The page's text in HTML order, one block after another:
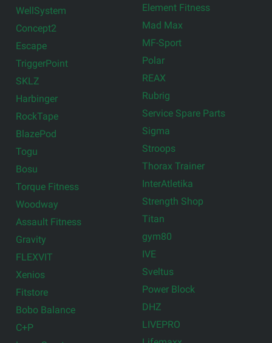
WellSystem
Concept2
Escape
TriggerPoint
SKLZ
Harbinger
RockTape
BlazePod
Togu
Bosu
Torque Fitness
Woodway
Assault Fitness
Gravity
FLEXVIT
Xenios
Fitstore
Bobo Balance
C+P
Element Fitness
Mad Max
MF-Sport
Polar
REAX
Rubrig
Service Spare Parts
Sigma
Stroops
Thorax Trainer
InterAtletika
Strength Shop
Titan
gym80
IVE
Sveltus
Power Block
DHZ
LIVEPRO